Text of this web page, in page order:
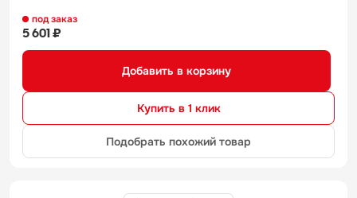
под заказ
5 601 ₽
Добавить в корзину
Купить в 1 клик
Подобрать похожий товар